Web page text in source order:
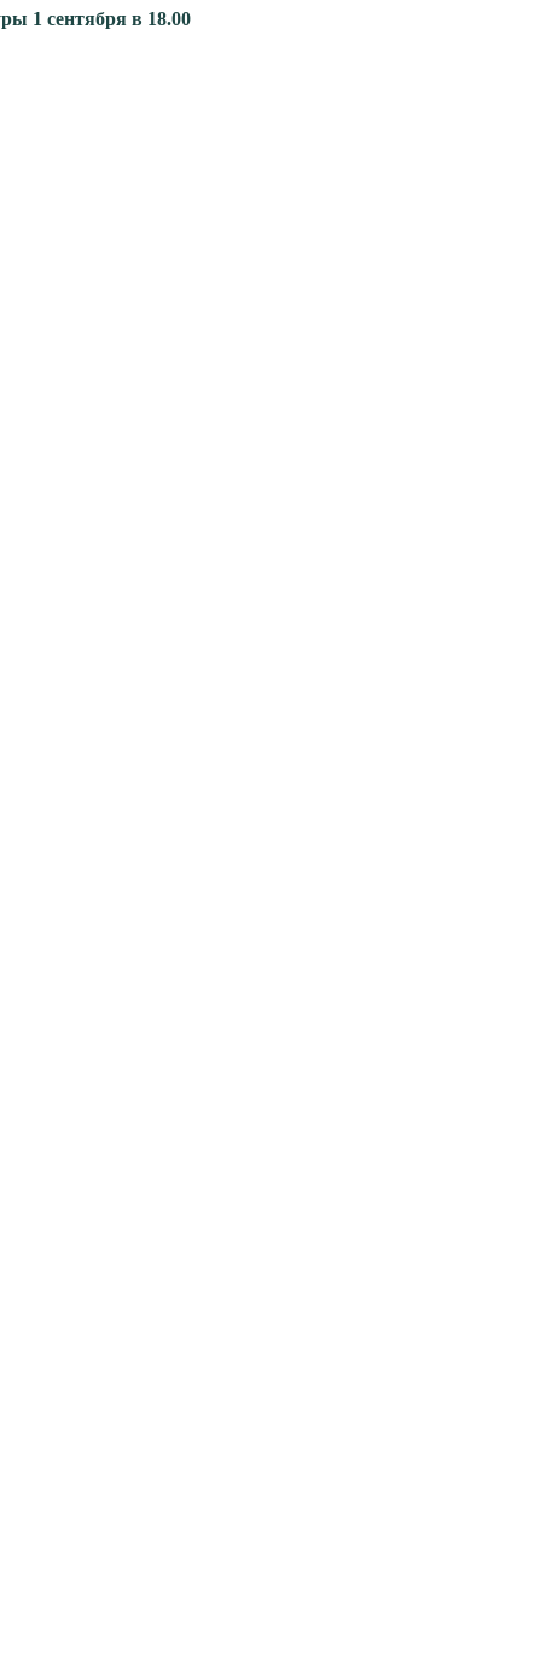
1 сентября в 18.00